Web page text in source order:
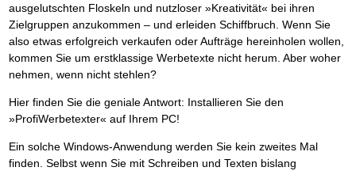
ausgelutschten Floskeln und nutzloser »Kreativität« bei ihren
Zielgruppen anzukommen – und erleiden Schiffbruch. Wenn Sie
also etwas erfolgreich verkaufen oder Aufträge hereinholen wollen,
kommen Sie um erstklassige Werbetexte nicht herum. Aber woher
nehmen, wenn nicht stehlen?
Hier finden Sie die geniale Antwort: Installieren Sie den
»ProfiWerbetexter« auf Ihrem PC!
Ein solche Windows-Anwendung werden Sie kein zweites Mal
finden. Selbst wenn Sie mit Schreiben und Texten bislang